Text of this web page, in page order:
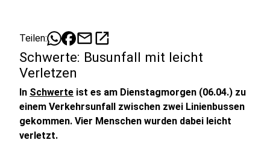
Teilen: mailopen_in_new
Schwerte: Busunfall mit leicht
Verletzen
In Schwerte ist es am Dienstagmorgen (06.04.) zu
einem Verkehrsunfall zwischen zwei Linienbussen
gekommen. Vier Menschen wurden dabei leicht
verletzt.